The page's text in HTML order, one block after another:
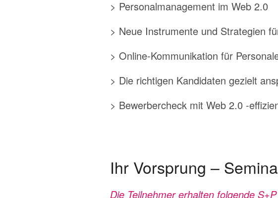
> Personalmanagement im Web 2.0
> Neue Instrumente und Strategien
> Online-Kommunikation für
> Die richtigen Kandidaten gezielt
> Bewerbercheck mit Web 2.0 -
Ihr Vorsprung –
Die Teilnehmer erhalten folgende